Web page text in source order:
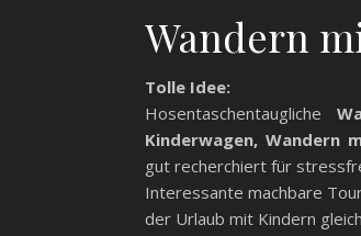
Wandern
Tolle Idee:
Hosentaschentaugliche
Kinderwagen, Wandern
gut recherchiert für
Interessante machbare
der Urlaub mit Kindern